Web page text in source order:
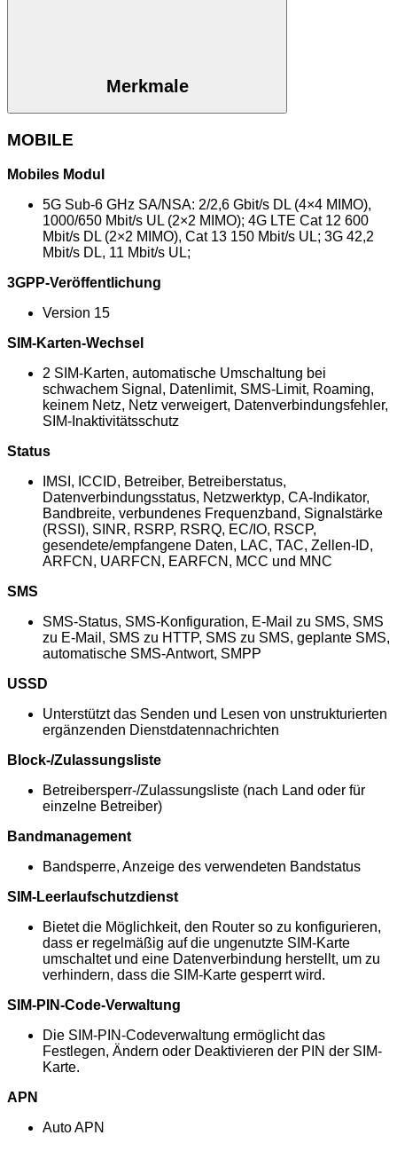
Merkmale
MOBILE
Mobiles Modul
5G Sub-6 GHz SA/NSA: 2/2,6 Gbit/s DL (4×4 MIMO),
1000/650 Mbit/s UL (2×2 MIMO); 4G LTE Cat 12 600
Mbit/s DL (2×2 MIMO), Cat 13 150 Mbit/s UL; 3G 42,2
Mbit/s DL, 11 Mbit/s UL;
3GPP-Veröffentlichung
Version 15
SIM-Karten-Wechsel
2 SIM-Karten, automatische Umschaltung bei
schwachem Signal, Datenlimit, SMS-Limit, Roaming,
keinem Netz, Netz verweigert, Datenverbindungsfehler,
SIM-Inaktivitätsschutz
Status
IMSI, ICCID, Betreiber, Betreiberstatus,
Datenverbindungsstatus, Netzwerktyp, CA-Indikator,
Bandbreite, verbundenes Frequenzband, Signalstärke
(RSSI), SINR, RSRP, RSRQ, EC/IO, RSCP,
gesendete/empfangene Daten, LAC, TAC, Zellen-ID,
ARFCN, UARFCN, EARFCN, MCC und MNC
SMS
SMS-Status, SMS-Konfiguration, E-Mail zu SMS, SMS
zu E-Mail, SMS zu HTTP, SMS zu SMS, geplante SMS,
automatische SMS-Antwort, SMPP
USSD
Unterstützt das Senden und Lesen von unstrukturierten
ergänzenden Dienstdatennachrichten
Block-/Zulassungsliste
Betreibersperr-/Zulassungsliste (nach Land oder für
einzelne Betreiber)
Bandmanagement
Bandsperre, Anzeige des verwendeten Bandstatus
SIM-Leerlaufschutzdienst
Bietet die Möglichkeit, den Router so zu konfigurieren,
dass er regelmäßig auf die ungenutzte SIM-Karte
umschaltet und eine Datenverbindung herstellt, um zu
verhindern, dass die SIM-Karte gesperrt wird.
SIM-PIN-Code-Verwaltung
Die SIM-PIN-Codeverwaltung ermöglicht das
Festlegen, Ändern oder Deaktivieren der PIN der SIM-
Karte.
APN
Auto APN